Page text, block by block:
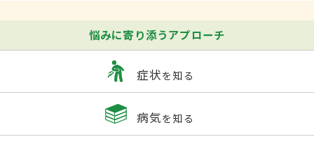
悩みに寄り添うアプローチ
症状を知る
病気を知る